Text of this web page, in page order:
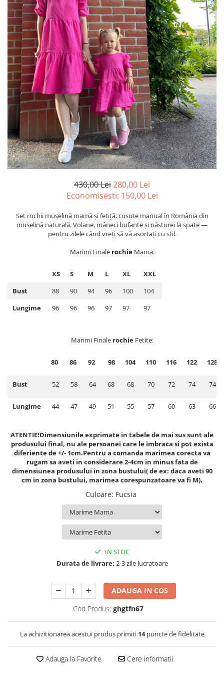
430,00 Lei280,00 Lei
Economisesti: 150,00 Lei
Set rochii muselină mamă și fetiță, cusute manual în România din
muselină naturală. Volane, mâneci bufante și năsturei la spate —
pentru zilele când vreți să vă asortați cu stil.
Marimi Finale rochieMama:
XS S M L XL
XXL
Bust
88 90 94 96 100
104
Lungime
96 96 96 97 97 97
Marimi Finale rochieFetite:
80 86 92 98 104 110 116 122 128
Bust 52 58 64 68 68 70 72 74 74
Lungime 44 47 49 51 55 57 60 63 66
ATENTIE!Dimensiunile exprimate in tabele de mai sus sunt ale
produsului final, nu ale persoanei care le imbraca si pot exista
diferiente de +/- 1cm.Pentru a comanda marimea corecta va
rugam sa aveti in considerare 2-4cm in minus fata de
dimensiunea produsului in zona bustului( de ex: daca aveti 90
cm in zona bustului, marimea corespunzatoare va fi M).
Culoare: Fucsia
IN STOC
Durata de livrare: 2-3 zile lucratoare
ADAUGA IN COS
Cod Produs: ghgtfn67
La achizitionarea acestui produs primiti 14puncte de fidelitate
Adauga la Favorite Cere informatii